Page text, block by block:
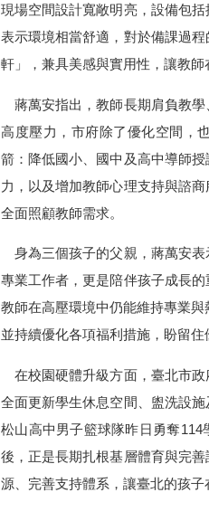
現場空間設計寬敞明亮，設備包
表示環境相當舒適，對於備課過
軒」，兼具美感與實用性，讓教
蔣萬安指出，教師長期肩負教學
高度壓力，市府除了優化空間，
箭：降低國小、國中及高中導師
力，以及增加教師心理支持與諮
全面照顧教師需求。
身為三個孩子的父親，蔣萬安表
專業工作者，更是陪伴孩子成長
教師在高壓環境中仍能維持專業
並持續優化各項福利措施，盼留
在校園硬體升級方面，臺北市政
全面更新學生休息空間、盥洗設
松山高中男子籃球隊昨日勇奪
後，正是長期扎根基層體育與完
源、完善支持體系，讓臺北的孩